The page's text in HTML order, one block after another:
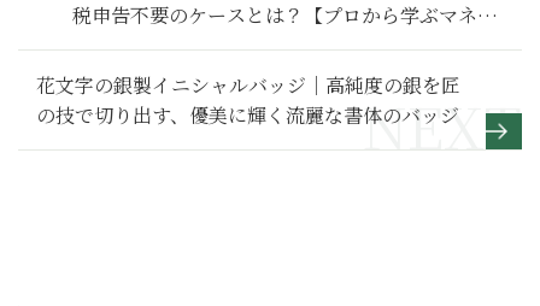
税申告不要のケースとは？【プロから学ぶマネー
講座】
花文字の銀製イニシャルバッジ｜高純度の銀を匠
の技で切り出す、優美に輝く流麗な書体のバッジ